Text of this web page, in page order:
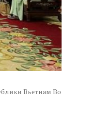
Вьетнам Во